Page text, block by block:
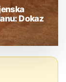
Dokaz